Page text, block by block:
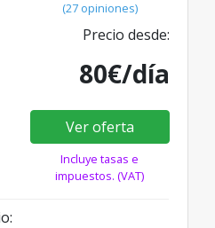
(27 opiniones)
Precio desde:
80€/día
Ver oferta
Incluye tasas e
impuestos. (VAT)